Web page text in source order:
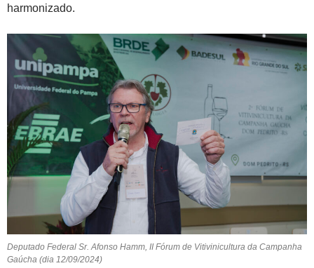
harmonizado.
Deputado Federal Sr. Afonso Hamm, II Fórum de Vitivinicultura da Campanha
Gaúcha (dia 12/09/2024)